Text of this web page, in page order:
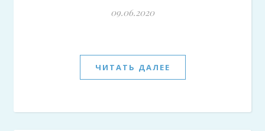
09.06.2020
ЧИТАТЬ ДАЛЕЕ